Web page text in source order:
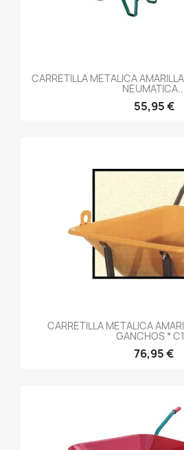
CARRETILLA METALICA
55,95 €
CARRETILLA METALICA
GANCHOS *
76,95 €